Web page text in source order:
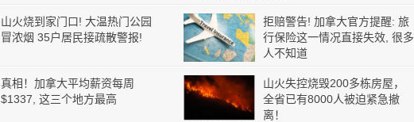
山火烧到家门口! 大温热门公园
冒浓烟 35户居民接疏散警报!
拒赔警告! 加拿大官方提醒: 旅
行保险这一情况直接失效, 很多
人不知道
真相！加拿大平均薪资每周
$1337, 这三个地方最高
山火失控烧毁200多栋房屋，
全省已有8000人被迫紧急撤
离！